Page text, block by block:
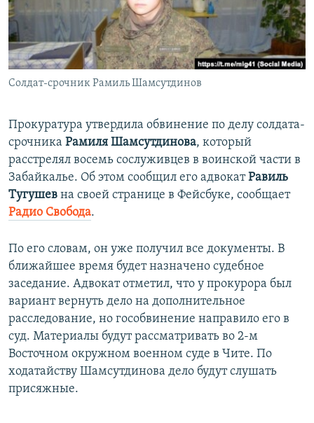
ПОБЕДИТЕЛЕЙ НЕ СУДЯТ?
КРЫМ.НЕПОКОРЕННЫЙ
ELIFBE
УКРАИНСКАЯ ПРОБЛЕМА КРЫМА
ПРИСОЕДИНЯЙТЕСЬ!
Солдат-срочник Рамиль Шамсутдинов
Прокуратура утвердила обвинение по делу солдата-
срочника Рамиля Шамсутдинова, который
расстрелял восемь сослуживцев в воинской части в
Забайкалье. Об этом сообщил его адвокатРавиль
Тугушев на своей странице в Фейсбуке, сообщает
Радио Свобода.
По его словам, он уже получил все документы. В
ближайшее время будет назначено судебное
заседание. Адвокат отметил, что у прокурора был
вариант вернуть дело на дополнительное
расследование, но гособвинение направило его в
суд. Материалы будут рассматривать во 2-м
Восточном окружном военном суде в Чите. По
ходатайству Шамсутдинова дело будут слушать
присяжные.